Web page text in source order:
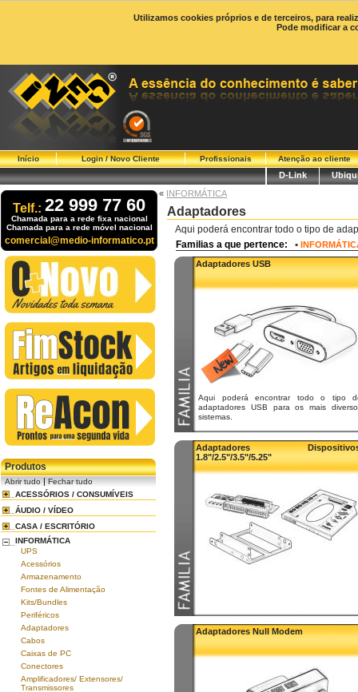
Utilizamos cookies próprios e de terceiros, para
Pode modificar a
Início Login / Novo Cliente Profissionais Atenção ao cliente
D-Link
Telf.: 22 999 77 60
Chamada para a rede fixa nacional
Chamada para a rede móvel nacional
comercial@medio-informatico.pt
Produtos
Abrir tudo|Fechar tudo
ACESSÓRIOS / CONSUMÍVEIS
ÁUDIO / VÍDEO
CASA / ESCRITÓRIO
INFORMÁTICA
UPS
Acessórios
Armazenamento
Fontes de Alimentação
Kits/Bundles
Periféricos
Adaptadores
Cabos
Caixas de PC
Conectores
Amplificadores/ Extensores/
Transmissores
« INFORMÁTICA
Adaptadores
Aqui poderá encontrar todo o tipo de
Familias a que pertence: •
Adaptadores USB
Aqui poderá encontrar todo o tipo
adaptadores USB para os mais
sistemas.
Adaptadores
1.8"/2.5"/3.5"/5.25"
Adaptadores Null Modem